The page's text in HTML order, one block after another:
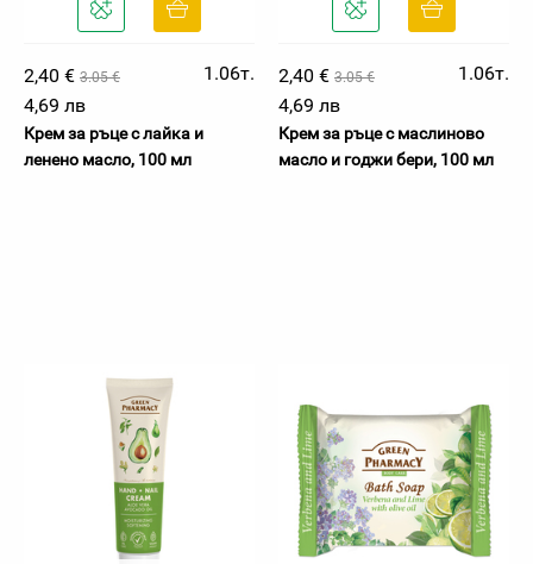
2,40 € 3.05 €
1.06т.
4,69 лв
Крем за ръце с лайка и
ленено масло, 100 мл
2,40 € 3.05 €
1.06т.
4,69 лв
Крем за ръце с маслиново
масло и годжи бери, 100 мл